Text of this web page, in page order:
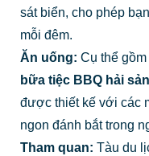
sát biển, cho phép
mỗi đêm.
Ăn uống: Cụ thể
bữa tiệc BBQ hải
được thiết kế với các
ngon đánh bắt trong
Tham quan: Tàu du